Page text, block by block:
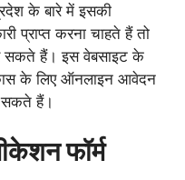
के बारे में इसकी
प्राप्त करना चाहते हैं तो
सकते हैं। इस वेबसाइट के
के लिए ऑनलाइन आवेदन
सकते हैं।
फॉर्म